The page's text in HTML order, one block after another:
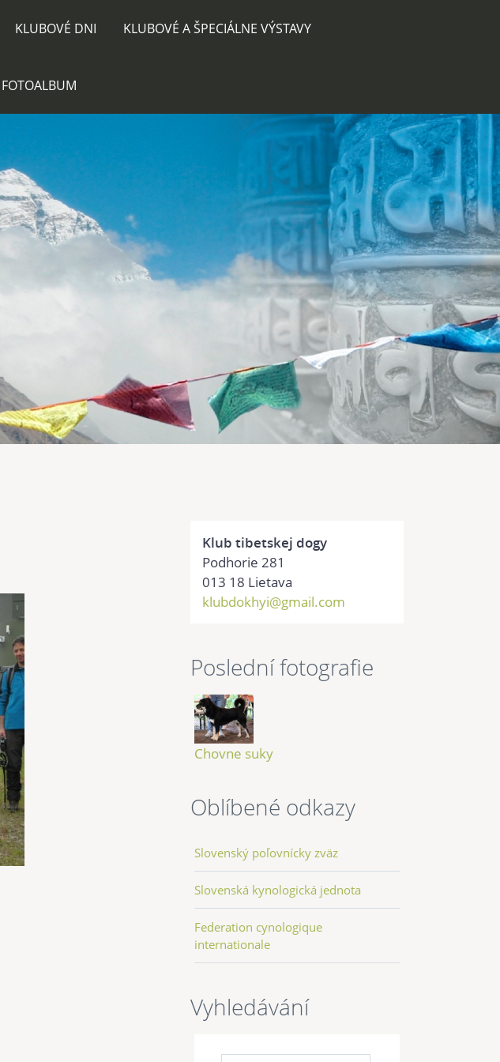
KLUBOVÉ DNI KLUBOVÉ A ŠPECIÁLNE VÝSTAVY
FOTOALBUM
Klub tibetskej dogy
Podhorie 281
013 18 Lietava
klubdokhyi@gmail.com
Poslední fotografie
Chovne suky
Oblíbené odkazy
Slovenský poľovnícky zväz
Slovenská kynologická jednota
Federation cynologique
internationale
Vyhledávání